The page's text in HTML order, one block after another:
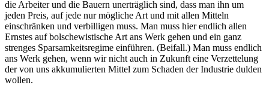
die Arbeiter und die Bauern unerträglich sind, dass man ihn um
jeden Preis, auf jede nur mögliche Art und mit allen Mitteln
einschränken und verbilligen muss. Man muss hier endlich allen
Ernstes auf bolschewistische Art ans Werk gehen und ein ganz
strenges Sparsamkeitsregime einführen. (Beifall.) Man muss endlich
ans Werk gehen, wenn wir nicht auch in Zukunft eine Verzettelung
der von uns akkumulierten Mittel zum Schaden der Industrie dulden
wollen.